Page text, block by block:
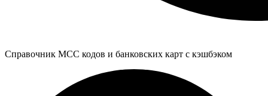
Справочник MCC кодов и банковских карт с кэшбэком